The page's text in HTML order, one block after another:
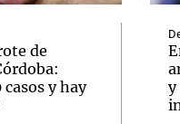
de
y hay
y